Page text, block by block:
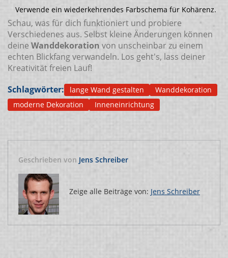
Verwende ein wiederkehrendes Farbschema für Kohärenz.
Schau, was für dich funktioniert und probiere
Verschiedenes aus. Selbst kleine Änderungen können
deine Wanddekoration von unscheinbar zu einem
echten Blickfang verwandeln. Los geht's, lass deiner
Kreativität freien Lauf!
Schlagwörter:
lange Wand gestalten
Wanddekoration
moderne Dekoration
Inneneinrichtung
Geschrieben von Jens Schreiber
Zeige alle Beiträge von: Jens Schreiber